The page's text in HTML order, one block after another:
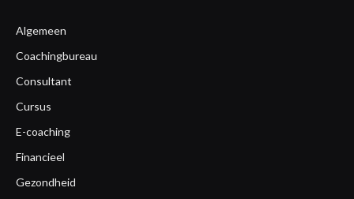
Algemeen
Coachingbureau
Consultant
Cursus
E-coaching
Financieel
Gezondheid